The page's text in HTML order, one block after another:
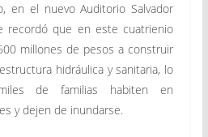
en el nuevo Auditorio Salvador
recordó que en este cuatrienio
millones de pesos a construir
hidráulica y sanitaria, lo
de familias habiten en
y dejen de inundarse.